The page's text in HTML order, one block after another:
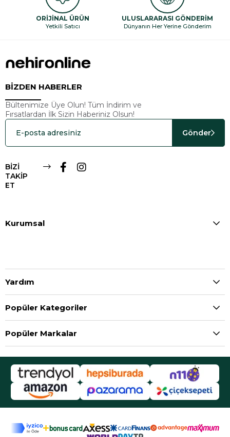
ORİJİNAL ÜRÜN
Yetkili Satıcı
ULUSLARARASI GÖNDERİM
Dünyanın Her Yerine Gönderim
BİZDEN HABERLER
Bültenimize Üye Olun! Tüm İndirim ve
Fırsatlardan İlk Sizin Haberiniz Olsun!
Gönder
BİZİ
TAKİP
ET
Kurumsal
Yardım
Popüler Kategoriler
Popüler Markalar